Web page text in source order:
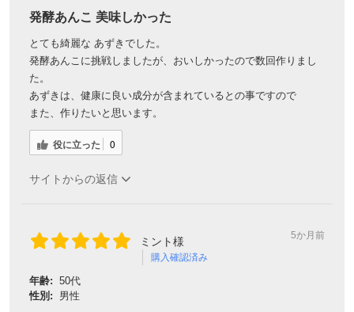
発酵あんこ 美味しかった
とても綺麗な あずきでした。
発酵あんこに挑戦しましたが、おいしかったので数回作りまし
た。
あずきは、健康に良い成分が含まれているとの事ですので
また、作りたいと思います。
役に立った 0
サイトからの返信
ミント様
購入確認済み
5か月前
年齢: 50代
性別:
男性